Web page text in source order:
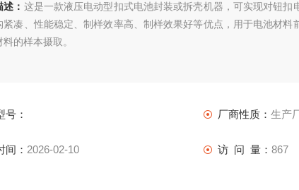
： 这是一款液压电动型扣式电池封装或拆壳机器，可实现对钮扣
紧凑、性能稳定、制样效率高、制样效果好等优点，用于电池材料
料的样本摄取。
号： 厂商性质： 生产
间： 2026-02-10 访 问 量： 867